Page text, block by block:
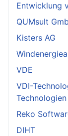
Entwicklung
QUMsult
Kisters AG
VDE
VDI-
Technologien
Reko
DIHT